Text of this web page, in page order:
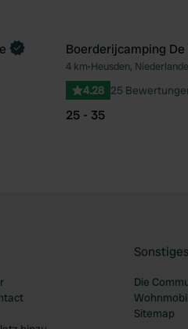
Favorit
Boerderijcamping De
4 km•Heusden, Niederlande
4.28 25
25 - 35
Sonstiges
Die
Sitemap